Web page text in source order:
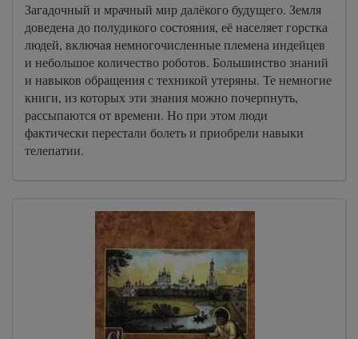
Загадочный и мрачный мир далёкого будущего. Земля
доведена до полудикого состояния, её населяет горстка
людей, включая немногочисленные племена индейцев
и небольшое количество роботов. Большинство знаний
и навыков обращения с техникой утеряны. Те немногие
книги, из которых эти знания можно почерпнуть,
рассыпаются от времени. Но при этом люди
фактически перестали болеть и приобрели навыки
телепатии.